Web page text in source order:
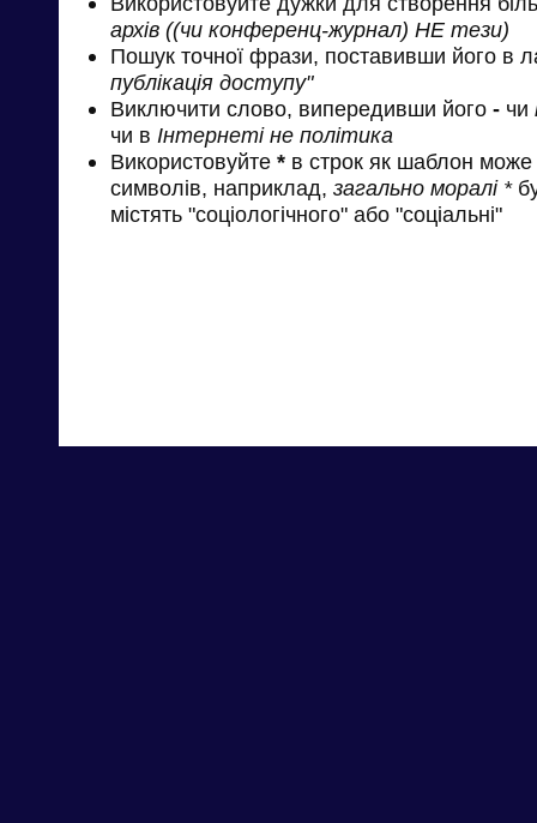
архів ((чи конференц-журнал) НЕ тези)
Пошук точної фрази, поставивши його в
публікація доступу"
Виключити слово, випередивши його - чи
чи в Інтернеті не політика
Використовуйте * в строк як шаблон може
символів, наприклад, загально моралі *
містять "соціологічного" або "соціальні"